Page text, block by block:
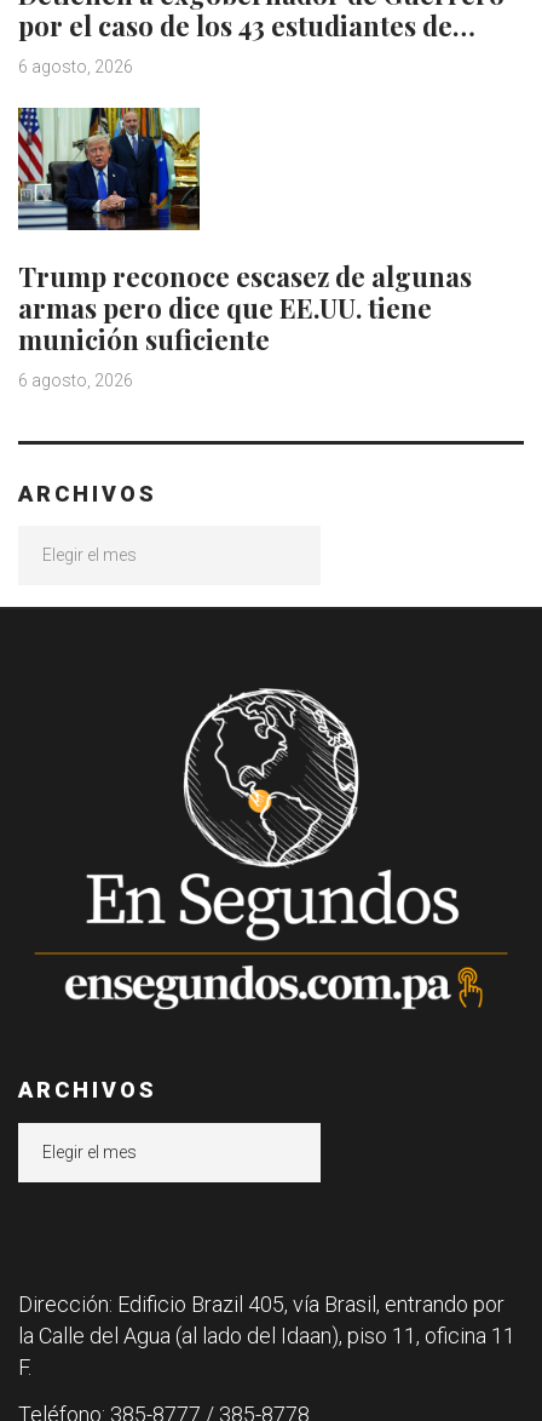
por el caso de los 43 estudiantes de…
6 agosto, 2026
Trump reconoce escasez de algunas
armas pero dice que EE.UU. tiene
munición suficiente
6 agosto, 2026
ARCHIVOS
ARCHIVOS
Dirección: Edificio Brazil 405, vía Brasil, entrando por
la Calle del Agua (al lado del Idaan), piso 11, oficina 11
F.
Teléfono: 385-8777 / 385-8778